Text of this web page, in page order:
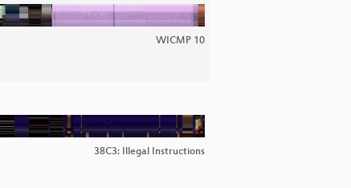
WICMP 10
38C3: Illegal Instructions